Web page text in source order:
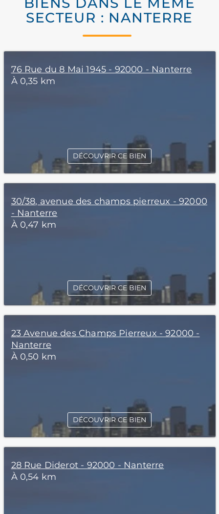
SECTEUR : NANTERRE
76 Rue du 8 Mai 1945 - 92000 - Nanterre
À 0,35 km
DÉCOUVRIR CE BIEN
30/38, avenue des champs pierreux - 92000
- Nanterre
À 0,47 km
DÉCOUVRIR CE BIEN
23 Avenue des Champs Pierreux - 92000 -
Nanterre
À 0,50 km
DÉCOUVRIR CE BIEN
28 Rue Diderot - 92000 - Nanterre
À 0,54 km